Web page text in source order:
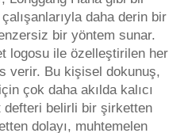
daha derin bir
bir yöntem sunar.
logosu ile özelleştirilen her
verir. Bu kişisel dokunuş,
çok daha akılda kalıcı
defteri belirli bir şirketten
dolayı, muhtemelen